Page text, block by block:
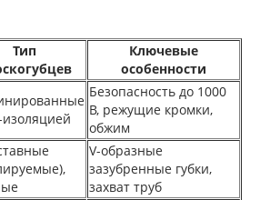
Тип
Ключевые
особенности
изоляцией
Безопасность до 1000
В, режущие кромки,
обжим
V-образные
зазубренные губки,
захват труб